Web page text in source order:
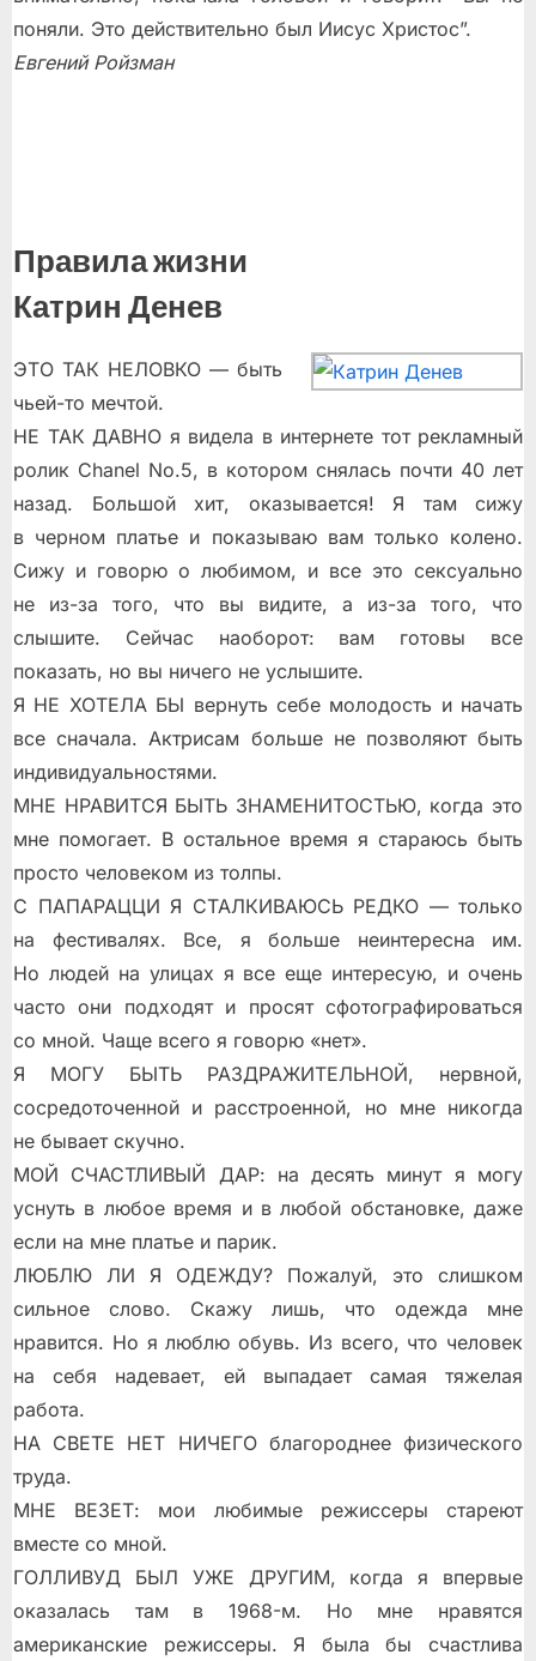
поняли. Это действительно был Иисус Христос”.
Евгений Ройзман
Правила жизни
Катрин Денев
ЭТО ТАК НЕЛОВКО — быть
чьей-то мечтой.
НЕ ТАК ДАВНО я видела в интернете тот рекламный
ролик Chanel No.5, в котором снялась почти 40 лет
назад. Большой хит, оказывается! Я там сижу
в черном платье и показываю вам только колено.
Сижу и говорю о любимом, и все это сексуально
не из-за того, что вы видите, а из-за того, что
слышите. Сейчас наоборот: вам готовы все
показать, но вы ничего не услышите.
Я НЕ ХОТЕЛА БЫ вернуть себе молодость и начать
все сначала. Актрисам больше не позволяют быть
индивидуальностями.
МНЕ НРАВИТСЯ БЫТЬ ЗНАМЕНИТОСТЬЮ, когда это
мне помогает. В остальное время я стараюсь быть
просто человеком из толпы.
С ПАПАРАЦЦИ Я СТАЛКИВАЮСЬ РЕДКО — только
на фестивалях. Все, я больше неинтересна им.
Но людей на улицах я все еще интересую, и очень
часто они подходят и просят сфотографироваться
со мной. Чаще всего я говорю «нет».
Я МОГУ БЫТЬ РАЗДРАЖИТЕЛЬНОЙ, нервной,
сосредоточенной и расстроенной, но мне никогда
не бывает скучно.
МОЙ СЧАСТЛИВЫЙ ДАР: на десять минут я могу
уснуть в любое время и в любой обстановке, даже
если на мне платье и парик.
ЛЮБЛЮ ЛИ Я ОДЕЖДУ? Пожалуй, это слишком
сильное слово. Скажу лишь, что одежда мне
нравится. Но я люблю обувь. Из всего, что человек
на себя надевает, ей выпадает самая тяжелая
работа.
НА СВЕТЕ НЕТ НИЧЕГО благороднее физического
труда.
МНЕ ВЕЗЕТ: мои любимые режиссеры стареют
вместе со мной.
ГОЛЛИВУД БЫЛ УЖЕ ДРУГИМ, когда я впервые
оказалась там в 1968-м. Но мне нравятся
американские режиссеры. Я была бы счастлива